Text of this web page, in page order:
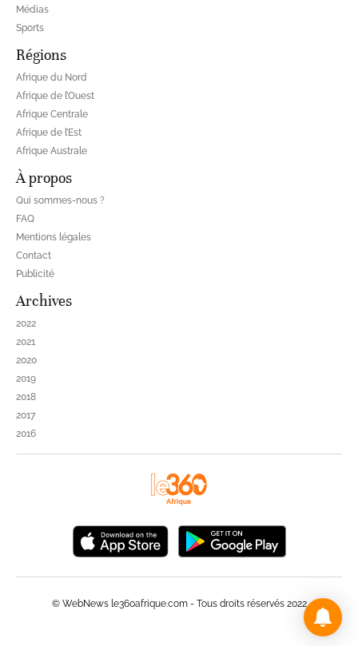
Médias
Sports
Régions
Afrique du Nord
Afrique de l’Ouest
Afrique Centrale
Afrique de l’Est
Afrique Australe
À propos
Qui sommes-nous ?
FAQ
Mentions légales
Contact
Publicité
Archives
2022
2021
2020
2019
2018
2017
2016
© WebNews le360afrique.com - Tous droits réservés 2022